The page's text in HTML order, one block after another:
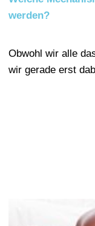
werden?
Obwohl wir alle
wir gerade erst